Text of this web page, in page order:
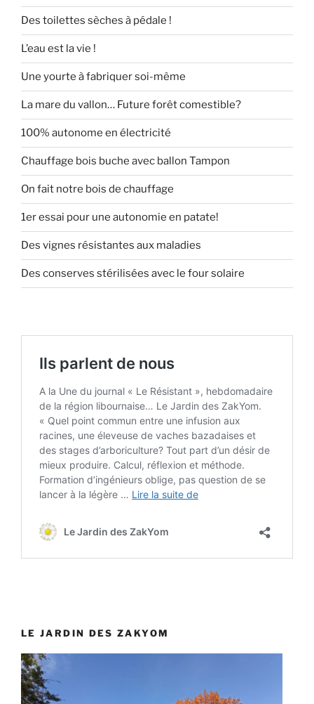
Des toilettes sèches à pédale !
L’eau est la vie !
Une yourte à fabriquer soi-même
La mare du vallon… Future forêt comestible?
100% autonome en électricité
Chauffage bois buche avec ballon Tampon
On fait notre bois de chauffage
1er essai pour une autonomie en patate!
Des vignes résistantes aux maladies
Des conserves stérilisées avec le four solaire
LE JARDIN DES ZAKYOM